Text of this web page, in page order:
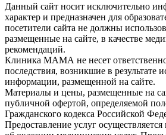
Данный сайт носит исключительно
характер и предназначен для
посетители сайта не должны
размещенные на сайте, в качестве
рекомендаций.
Клиника МАМА не несет
последствия, возникшие в результате
информации, размещенной на сайте.
Материалы и цены, размещенные на
публичной офертой, определяемой
Гражданского кодекса Российской
Предоставление услуг